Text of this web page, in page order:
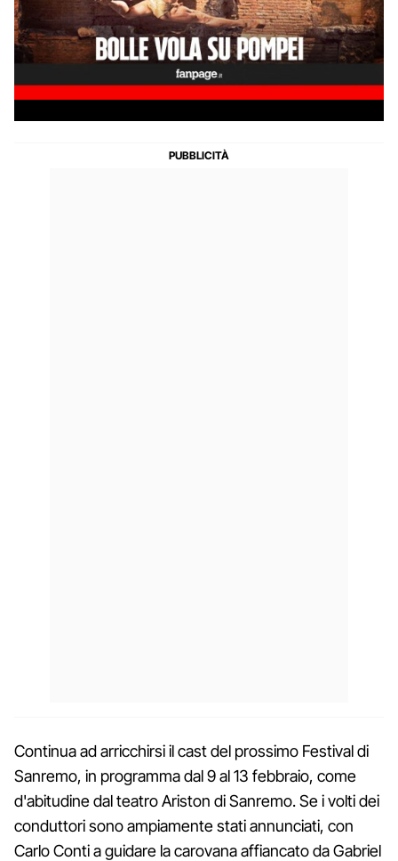
Continua ad arricchirsi il cast del prossimo Festival di
Sanremo, in programma dal 9 al 13 febbraio, come
d'abitudine dal teatro Ariston di Sanremo. Se i volti dei
conduttori sono ampiamente stati annunciati, con
Carlo Conti a guidare la carovana affiancato da Gabriel